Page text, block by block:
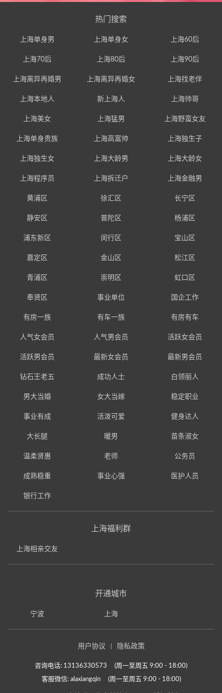
热门搜索
上海单身男 上海单身女 上海60后
上海70后 上海80后 上海90后
上海离异再婚男 上海离异再婚女 上海找老伴
上海本地人 新上海人 上海帅哥
上海美女 上海猛男 上海野蛮女友
上海单身贵族 上海高富帅 上海独生子
上海独生女 上海大龄男 上海大龄女
上海程序员 上海拆迁户 上海金融男
黄浦区 徐汇区 长宁区
静安区 普陀区 杨浦区
浦东新区 闵行区 宝山区
嘉定区 金山区 松江区
青浦区 崇明区 虹口区
奉贤区 事业单位 国企工作
有房一族 有车一族 有房有车
人气女会员 人气男会员 活跃女会员
活跃男会员 最新女会员 最新男会员
钻石王老五 成功人士 白领丽人
男大当婚 女大当嫁 稳定职业
事业有成 活泼可爱 健身达人
大长腿 暖男 苗条淑女
温柔贤惠 老师 公务员
成熟稳重 事业心强 医护人员
银行工作
上海福利群
上海相亲交友
开通城市
宁波 上海
用户协议 隐私政策
咨询电话: 13136330573 (周一至周五 9:00 - 18:00)
客服微信: alaxiangqin (周一至周五 9:00 - 18:00)